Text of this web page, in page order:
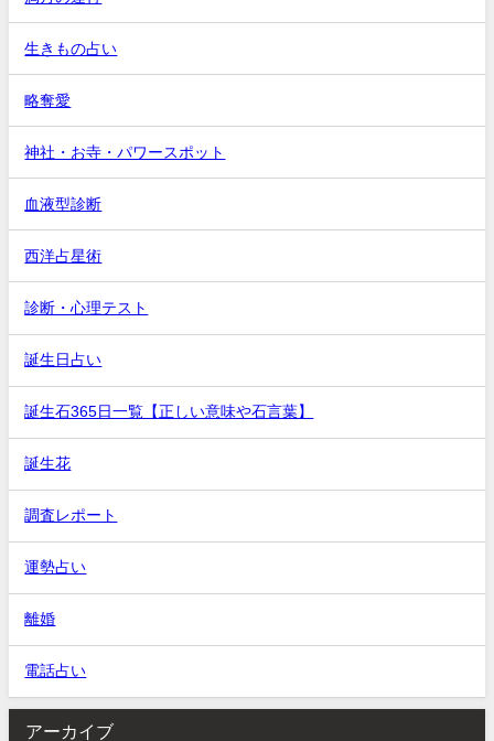
生きもの占い
略奪愛
神社・お寺・パワースポット
血液型診断
西洋占星術
診断・心理テスト
誕生日占い
誕生石365日一覧【正しい意味や石言葉】
誕生花
調査レポート
運勢占い
離婚
電話占い
アーカイブ